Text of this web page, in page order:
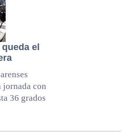
el
jornada con
36 grados